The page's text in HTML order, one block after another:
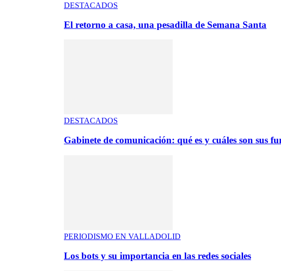
DESTACADOS
El retorno a casa, una pesadilla de Semana Santa
DESTACADOS
Gabinete de comunicación: qué es y cuáles son sus
PERIODISMO EN VALLADOLID
Los bots y su importancia en las redes sociales